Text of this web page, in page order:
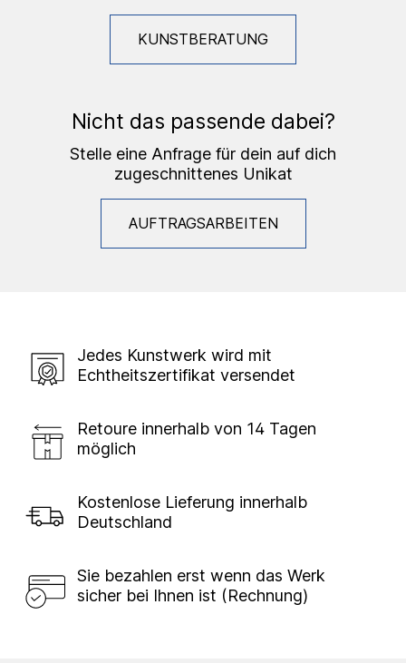
KUNSTBERATUNG
Nicht das passende dabei?
Stelle eine Anfrage für dein auf dich
zugeschnittenes Unikat
AUFTRAGSARBEITEN
Jedes Kunstwerk wird mit
Echtheitszertifikat versendet
Retoure innerhalb von 14 Tagen
möglich
Kostenlose Lieferung innerhalb
Deutschland
Sie bezahlen erst wenn das Werk
sicher bei Ihnen ist (Rechnung)